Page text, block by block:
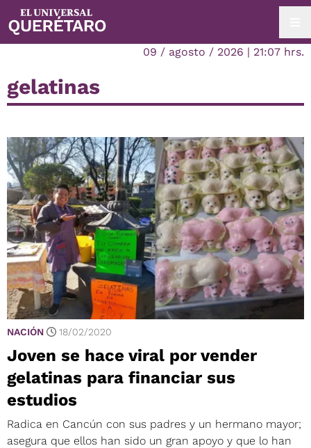
09 / agosto / 2026 | 21:07 hrs.
gelatinas
NACIÓN 18/02/2020
Joven se hace viral por vender
gelatinas para financiar sus
estudios
Radica en Cancún con sus padres y un hermano mayor;
asegura que ellos han sido un gran apoyo y que lo han